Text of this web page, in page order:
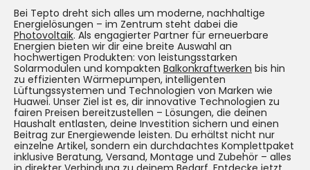
Bei Tepto dreht sich alles um moderne, nachhaltige
Energielösungen – im Zentrum steht dabei die
Photovoltaik. Als engagierter Partner für erneuerbare
Energien bieten wir dir eine breite Auswahl an
hochwertigen Produkten: von leistungsstarken
Solarmodulen und kompakten Balkonkraftwerken bis hin
zu effizienten Wärmepumpen, intelligenten
Lüftungssystemen und Technologien von Marken wie
Huawei. Unser Ziel ist es, dir innovative Technologien zu
fairen Preisen bereitzustellen – Lösungen, die deinen
Haushalt entlasten, deine Investition sichern und einen
Beitrag zur Energiewende leisten. Du erhältst nicht nur
einzelne Artikel, sondern ein durchdachtes Komplettpaket
inklusive Beratung, Versand, Montage und Zubehör – alles